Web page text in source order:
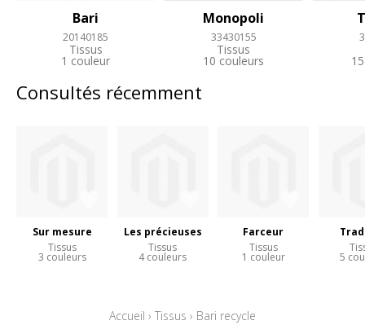
Bari
20140185
Tissus
1 couleur
Monopoli
33430155
Tissus
10 couleurs
Consultés récemment
Sur mesure
Tissus
3 couleurs
Les précieuses
Tissus
4 couleurs
Farceur
Tissus
1 couleur 5
Accueil › Tissus › Bari recycle